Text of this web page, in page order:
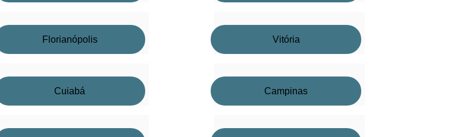
Florianópolis
Cuiabá
Vitória
Campinas